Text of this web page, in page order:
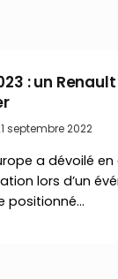
: un
septembre 2022
a dévoilé
lors d’un
positionné…